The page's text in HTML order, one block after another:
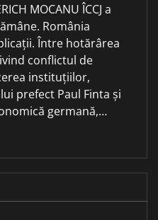
MOCANU ÎCCJ a
România
Între hotărârea
conflictul de
instituțiilor,
prefect Paul Finta și
germană,…